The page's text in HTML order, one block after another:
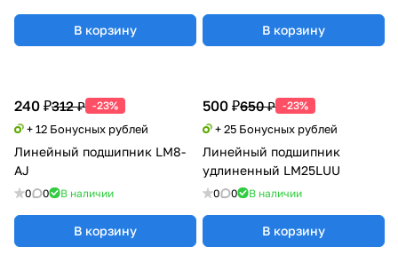
В корзину В корзину
240 ₽312 ₽ -23%
+ 12 Бонусных рублей
Линейный подшипник LM8-
AJ
0 0 В наличии
В корзину
500 ₽650 ₽ -23%
+ 25 Бонусных рублей
Линейный подшипник
удлиненный LM25LUU
0 0 В наличии
В корзину